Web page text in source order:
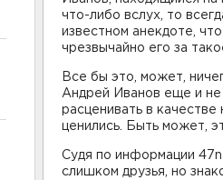
что-либо вслух, то
известном анекдоте,
чрезвычайно его за
Все бы это, может,
Андрей Иванов еще и не
расценивать в
ценились. Быть может,
Судя по информации
слишком друзья, но